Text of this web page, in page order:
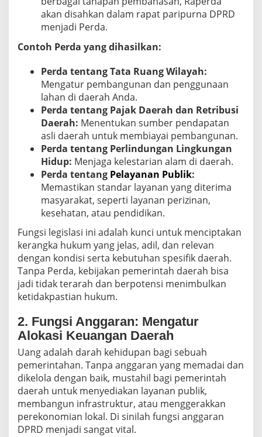
akan disahkan dalam rapat paripurna DPRD
menjadi Perda.
Contoh Perda yang dihasilkan:
Perda tentang Tata Ruang Wilayah:
Mengatur pembangunan dan penggunaan
lahan di daerah Anda.
Perda tentang Pajak Daerah dan Retribusi
Daerah: Menentukan sumber pendapatan
asli daerah untuk membiayai pembangunan.
Perda tentang Perlindungan Lingkungan
Hidup: Menjaga kelestarian alam di daerah.
Perda tentang Pelayanan Publik:
Memastikan standar layanan yang diterima
masyarakat, seperti layanan perizinan,
kesehatan, atau pendidikan.
Fungsi legislasi ini adalah kunci untuk menciptakan
kerangka hukum yang jelas, adil, dan relevan
dengan kondisi serta kebutuhan spesifik daerah.
Tanpa Perda, kebijakan pemerintah daerah bisa
jadi tidak terarah dan berpotensi menimbulkan
ketidakpastian hukum.
2. Fungsi Anggaran: Mengatur
Alokasi Keuangan Daerah
Uang adalah darah kehidupan bagi sebuah
pemerintahan. Tanpa anggaran yang memadai dan
dikelola dengan baik, mustahil bagi pemerintah
daerah untuk menyediakan layanan publik,
membangun infrastruktur, atau menggerakkan
perekonomian lokal. Di sinilah fungsi anggaran
DPRD menjadi sangat vital.